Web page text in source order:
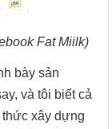
Fat Miilk)
bày sản
và tôi biết cả
xây dựng